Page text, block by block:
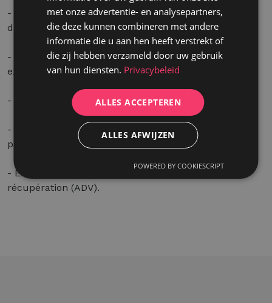
- Une ambiance familiale avec une communication
directe et un esprit d¹équipe convivial.
- Une rémunération attractive, en lien avec votre
expérience et vos compétences.
- Des possibilités de formation et d¹évolution.
- Un bon équilibre entre vie professionnelle et vie
privée.
- En plus des 20 jours de congés légaux, 6 jours de
récupération (ADV).
met onze advertentie- en analysepartners,
die deze kunnen combineren met andere
informatie die u aan hen heeft verstrekt of
die zij hebben verzameld door uw gebruik
van hun diensten. Privacybeleid
ALLES ACCEPTEREN
ALLES AFWIJZEN
POWERED BY COOKIESCRIPT